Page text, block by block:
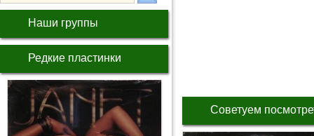
Наши группы
Редкие пластинки
Советуем